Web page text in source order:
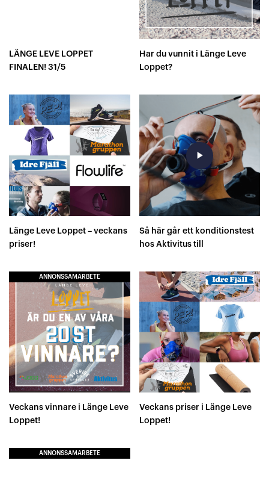
LÄNGE LEVE LOPPET
FINALEN! 31/5
Har du vunnit i Länge Leve
Loppet?
Länge Leve Loppet – veckans
priser!
play_arrow
Så här går ett konditionstest
hos Aktivitus till
ANNONSSAMARBETE
Veckans vinnare i Länge Leve
Loppet!
Veckans priser i Länge Leve
Loppet!
ANNONSSAMARBETE